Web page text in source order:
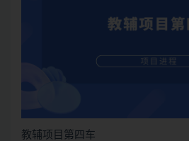
教辅项目第四车